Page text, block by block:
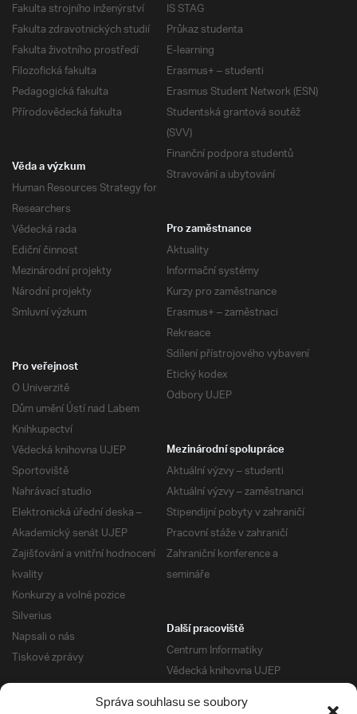
Správa souhlasu se soubory
Fakulta strojního inženýrství
Fakulta zdravotnických studií
Fakulta životního prostředí
Filozofická fakulta
Pedagogická fakulta
Přírodovědecká fakulta
IS STAG
Průkaz studenta
E-learning
Erasmus+ – studenti
Erasmus Student Network (ESN)
Studentská grantová soutěž
(SVV)
Finanční podpora studentů
Stravování a ubytování
Věda a výzkum
Human Resources Strategy for
Researchers
Vědecká rada
Ediční činnost
Mezinárodní projekty
Národní projekty
Smluvní výzkum
Pro zaměstnance
Aktuality
Informační systémy
Kurzy pro zaměstnance
Erasmus+ – zaměstnaci
Rekreace
Sdílení přístrojového vybavení
Etický kodex
Odbory UJEP
Pro veřejnost
O Univerzitě
Dům umění Ústí nad Labem
Knihkupectví
Vědecká knihovna UJEP
Sportoviště
Nahrávací studio
Elektronická úřední deska –
Akademický senát UJEP
Zajišťování a vnitřní hodnocení
kvality
Konkurzy a volné pozice
Silverius
Napsali o nás
Tiskové zprávy
Mezinárodní spolupráce
Aktuální výzvy – studenti
Aktuální výzvy – zaměstnanci
Stipendijní pobyty v zahraničí
Pracovní stáže v zahraničí
Zahraniční konference a
semináře
Další pracoviště
Centrum Informatiky
Vědecká knihovna UJEP
Správa kolejí a menz